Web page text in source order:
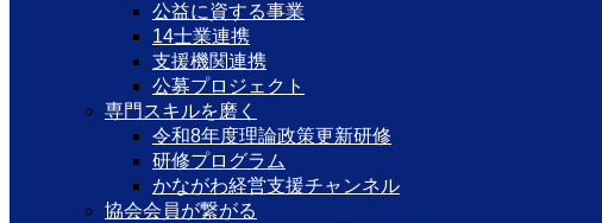
公益に資する事業
14士業連携
支援機関連携
公募プロジェクト
専門スキルを磨く
令和8年度理論政策更新研修
研修プログラム
かながわ経営支援チャンネル
協会会員が繋がる